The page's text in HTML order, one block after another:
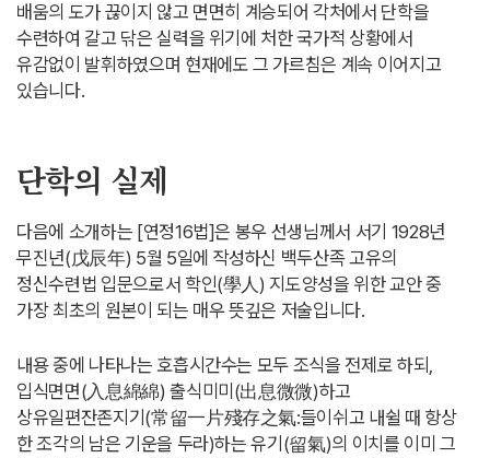
배움의 도가 끊이지 않고 면면히 계승되어 각처에서 단학을
수련하여 갈고 닦은 실력을 위기에 처한 국가적 상황에서
유감없이 발휘하였으며 현재에도 그 가르침은 계속 이어지고
있습니다.
단학의 실제
다음에 소개하는 [연정16법]은 봉우 선생님께서 서기 1928년
무진년(戊辰年) 5월 5일에 작성하신 백두산족 고유의
정신수련법 입문으로서 학인(學人) 지도양성을 위한 교안 중
가장 최초의 원본이 되는 매우 뜻깊은 저술입니다.
내용 중에 나타나는 호흡시간수는 모두 조식을 전제로 하되,
입식면면(入息綿綿) 출식미미(出息微微)하고
상유일편잔존지기(常留一片殘存之氣:들이쉬고 내쉴 때 항상
한 조각의 남은 기운을 두라)하는 유기(留氣)의 이치를 이미 그